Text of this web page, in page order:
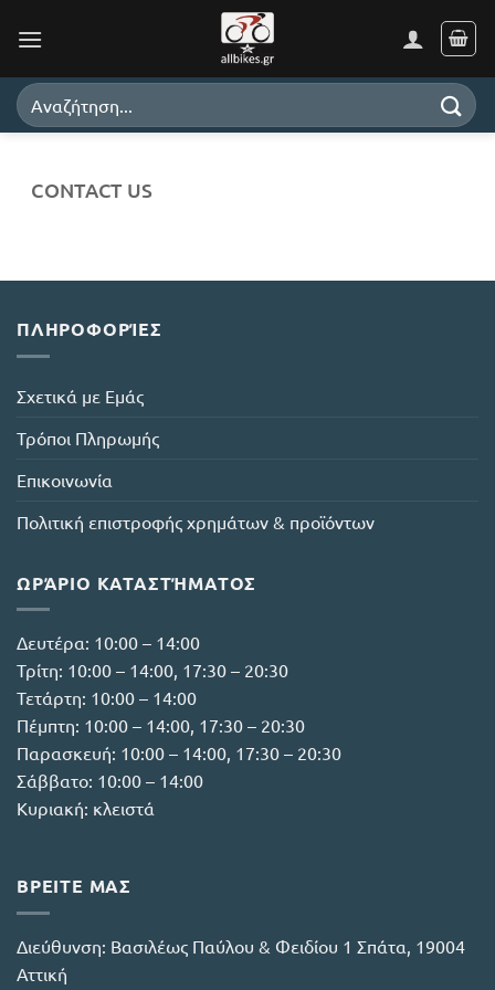
Search
for:
CONTACT US
ΠΛΗΡΟΦΟΡΊΕΣ
Σχετικά με Εμάς
Τρόποι Πληρωμής
Επικοινωνία
Πολιτική επιστροφής χρημάτων & προϊόντων
ΩΡΆΡΙΟ ΚΑΤΑΣΤΉΜΑΤΟΣ
Δευτέρα: 10:00 – 14:00
Τρίτη: 10:00 – 14:00, 17:30 – 20:30
Τετάρτη: 10:00 – 14:00
Πέμπτη: 10:00 – 14:00, 17:30 – 20:30
Παρασκευή: 10:00 – 14:00, 17:30 – 20:30
Σάββατο: 10:00 – 14:00
Κυριακή: κλειστά
ΒΡΕΙΤΕ ΜΑΣ
Διεύθυνση: Βασιλέως Παύλου & Φειδίου 1 Σπάτα, 19004
Αττική